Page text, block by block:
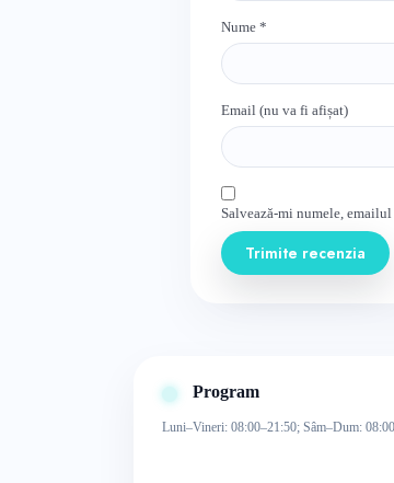
Nume *
Email (nu va fi afișat)
Salvează-mi numele,
Trimite recenzia
Program
Luni–Vineri: 08:00–21:50; Sâm–Dum: